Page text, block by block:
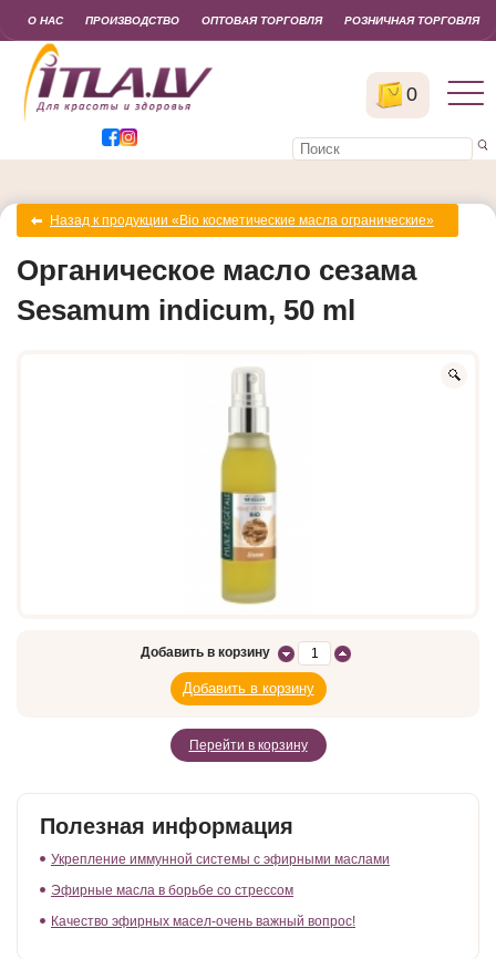
0
О НАС ПРОИЗВОДСТВО ОПТОВАЯ ТОРГОВЛЯ РОЗНИЧНАЯ ТОРГОВЛЯ
Назад к продукции «Bio косметические масла огранические»
Органическое масло сезама
Sesamum indicum, 50 ml
Добавить в корзину
Перейти в корзину
Полезная информация
Укрепление иммунной системы с эфирными маслами
Эфирные масла в борьбе со стрессом
Качество эфирных масел-очень важный вопрос!